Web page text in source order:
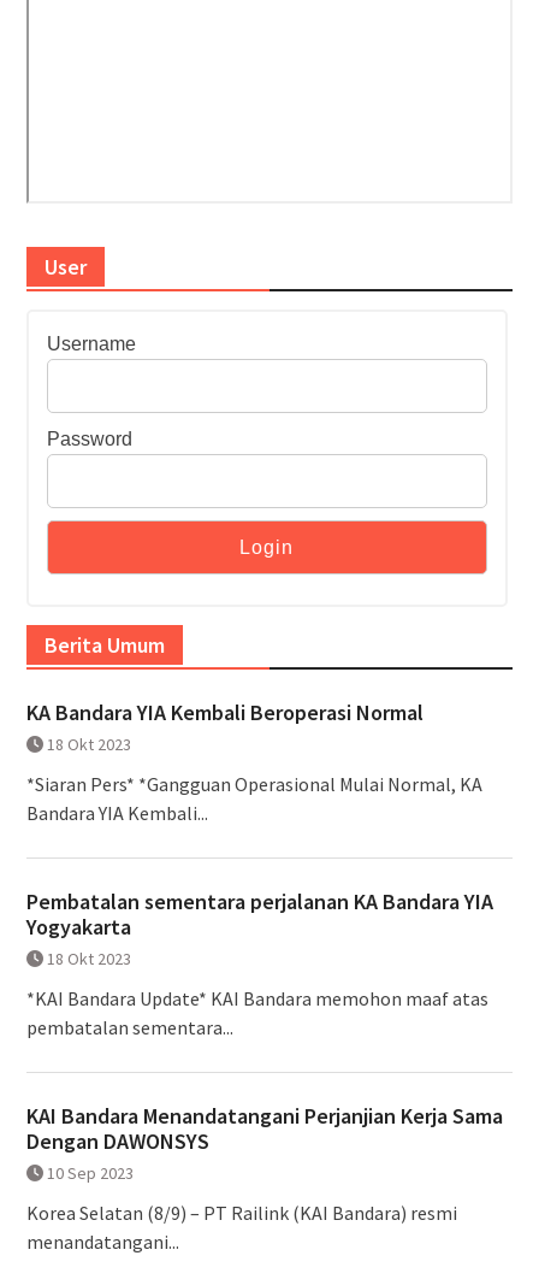
User
Username
Password
Berita Umum
KA Bandara YIA Kembali Beroperasi Normal
18 Okt 2023
*Siaran Pers* *Gangguan Operasional Mulai Normal, KA
Bandara YIA Kembali...
Pembatalan sementara perjalanan KA Bandara YIA
Yogyakarta
18 Okt 2023
*KAI Bandara Update* KAI Bandara memohon maaf atas
pembatalan sementara...
KAI Bandara Menandatangani Perjanjian Kerja Sama
Dengan DAWONSYS
10 Sep 2023
Korea Selatan (8/9) – PT Railink (KAI Bandara) resmi
menandatangani...